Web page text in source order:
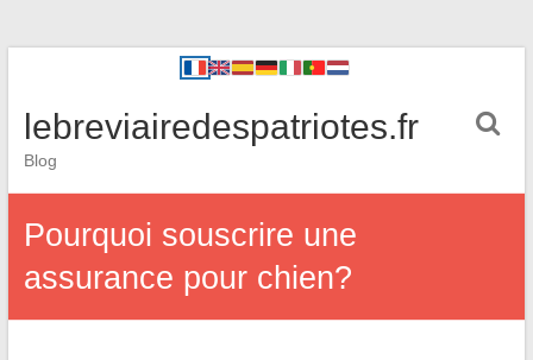
lebreviairedespatriotes.fr
Blog
Pourquoi souscrire une
assurance pour chien?